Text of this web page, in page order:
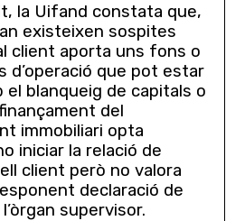
la Uifand constata que,
existeixen sospites
client aporta uns fons o
d’operació que pot estar
el blanqueig de capitals o
del
immobiliari opta
iniciar la relació de
client però no valora
declaració de
supervisor.